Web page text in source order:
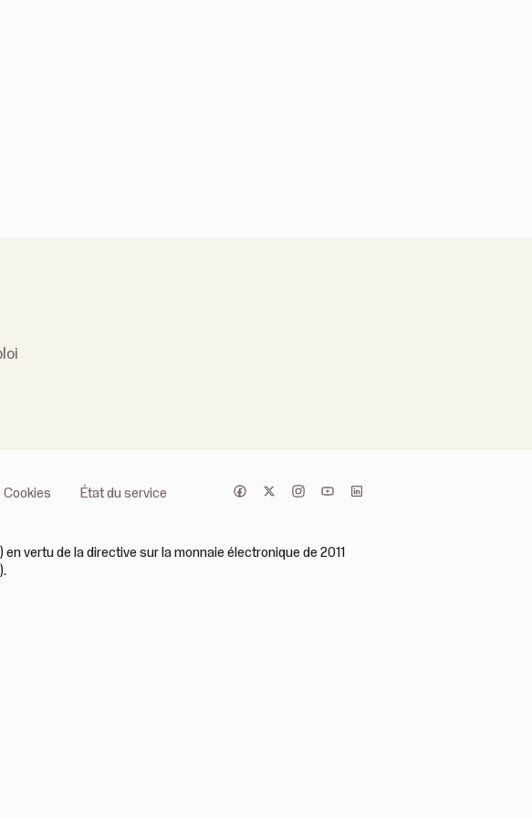
Cookies État du service
vertu de la directive sur la monnaie électronique de 2011